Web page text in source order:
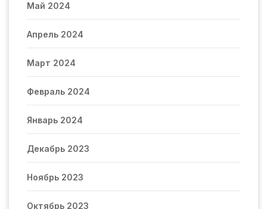
Май 2024
Апрель 2024
Март 2024
Февраль 2024
Январь 2024
Декабрь 2023
Ноябрь 2023
Октябрь 2023